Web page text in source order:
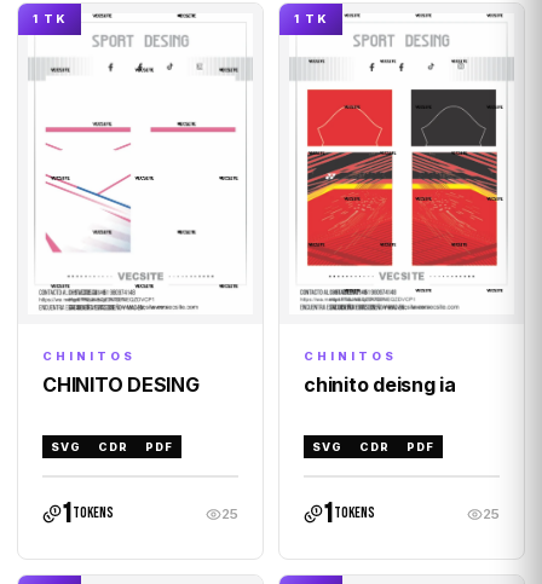
1 TK
CHINITOS
CHINITO DESING
SVG CDR PDF
1tokens 25
1 TK
CHINITOS
chinito deisng ia
SVG CDR PDF
1tokens 25